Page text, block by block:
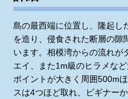
島の最西端に位置し、隆起し
を造り、侵食された断層の隙
います。相模湾からの流れが
エイ、また1m級のヒラメな
ポイントが大きく周囲500m
スは4つほど取れ、ビギナー